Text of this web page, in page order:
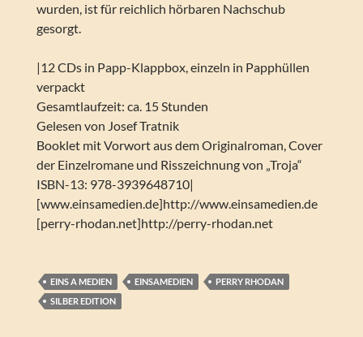
wurden, ist für reichlich hörbaren Nachschub
gesorgt.
|12 CDs in Papp-Klappbox, einzeln in Papphüllen
verpackt
Gesamtlaufzeit: ca. 15 Stunden
Gelesen von Josef Tratnik
Booklet mit Vorwort aus dem Originalroman, Cover
der Einzelromane und Risszeichnung von „Troja“
ISBN-13: 978-3939648710|
[www.einsamedien.de]http://www.einsamedien.de
[perry-rhodan.net]http://perry-rhodan.net
EINS A MEDIEN EINSAMEDIEN
PERRY RHODAN
SILBER EDITION